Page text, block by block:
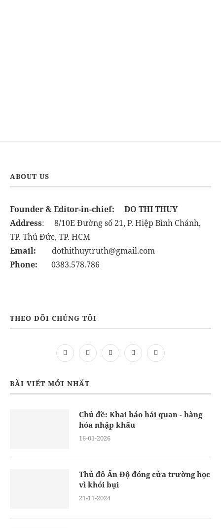
ABOUT US
Founder & Editor-in-chief:
DO THI THUY
Address: 8/10E Đường số 21, P. Hiệp Bình Chánh,
TP. Thủ Đức, TP. HCM
Email: dothithuytruth@gmail.com
Phone: 0383.578.786
THEO DÕI CHÚNG TÔI
BÀI VIẾT MỚI NHẤT
Chủ đề: Khai báo hải quan - hàng
hóa nhập khẩu
16-01-2026
Thủ đô Ấn Độ đóng cửa trường học
vì khói bụi
21-11-2024